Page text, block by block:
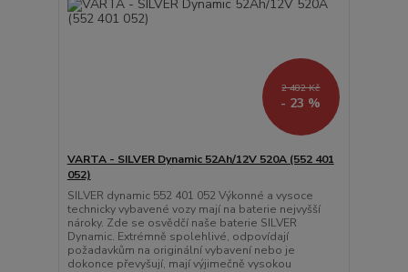
2 482 Kč
- 23 %
VARTA - SILVER Dynamic 52Ah/12V 520A (552 401
052)
SILVER dynamic 552 401 052 Výkonné a vysoce
technicky vybavené vozy mají na baterie nejvyšší
nároky. Zde se osvědčí naše baterie SILVER
Dynamic. Extrémně spolehlivé, odpovídají
požadavkům na originální vybavení nebo je
dokonce převyšují, mají výjimečně vysokou